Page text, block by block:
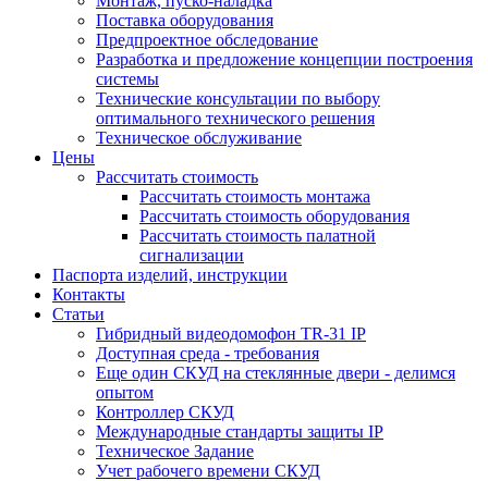
Поставка оборудования
Предпроектное обследование
Разработка и предложение концепции построения
системы
Технические консультации по выбору
оптимального технического решения
Техническое обслуживание
Цены
Рассчитать стоимость
Рассчитать стоимость монтажа
Рассчитать стоимость оборудования
Рассчитать стоимость палатной
сигнализации
Паспорта изделий, инструкции
Контакты
Статьи
Гибридный видеодомофон TR-31 IP
Доступная среда - требования
Еще один СКУД на стеклянные двери - делимся
опытом
Контроллер СКУД
Международные стандарты защиты IP
Техническое Задание
Учет рабочего времени СКУД